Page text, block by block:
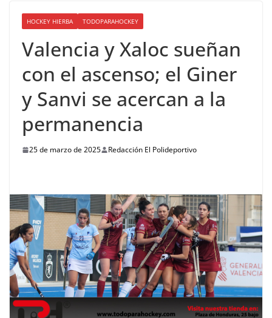
HOCKEY HIERBA TODOPARAHOCKEY
Valencia y Xaloc sueñan
con el ascenso; el Giner
y Sanvi se acercan a la
permanencia
25 de marzo de 2025 Redacción El Polideportivo